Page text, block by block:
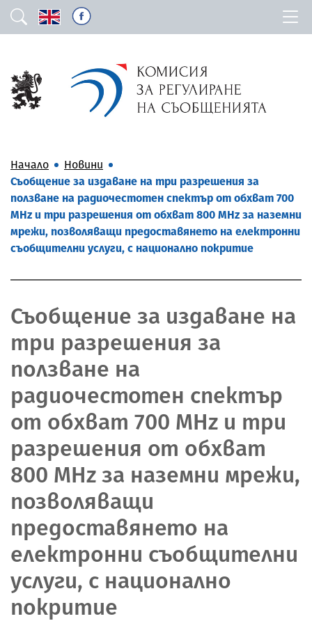
Начало
Новини
Съобщение за издаване на три разрешения за
ползване на радиочестотен спектър от обхват 700
MHz и три разрешения от обхват 800 MHz за наземни
мрежи, позволяващи предоставянето на електронни
съобщителни услуги, с национално покритие
Съобщение за издаване на
три разрешения за
ползване на
радиочестотен спектър
от обхват 700 MHz и три
разрешения от обхват
800 MHz за наземни мрежи,
позволяващи
предоставянето на
електронни съобщителни
услуги, с национално
покритие